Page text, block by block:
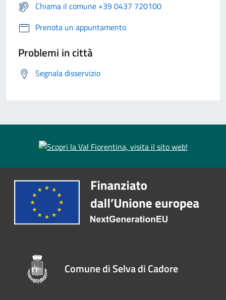
Chiama il comune +39 0437 720100
Prenota un appuntamento
Problemi in città
Segnala disservizio
Comune di Selva di Cadore